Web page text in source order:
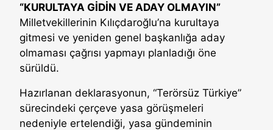
“KURULTAYA GİDİN VE ADAY OLMAYIN”
Milletvekillerinin Kılıçdaroğlu’na kurultaya
gitmesi ve yeniden genel başkanlığa aday
olmaması çağrısı yapmayı planladığı öne
sürüldü.
Hazırlanan deklarasyonun, “Terörsüz Türkiye”
sürecindeki çerçeve yasa görüşmeleri
nedeniyle ertelendiği, yasa gündeminin